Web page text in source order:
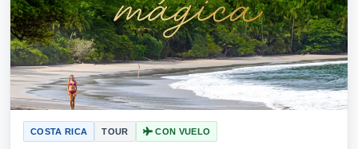
COSTA RICA TOUR CON VUELO